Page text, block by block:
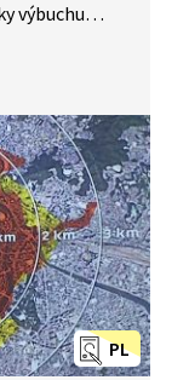
výbuchu
působení
připomíná
PL